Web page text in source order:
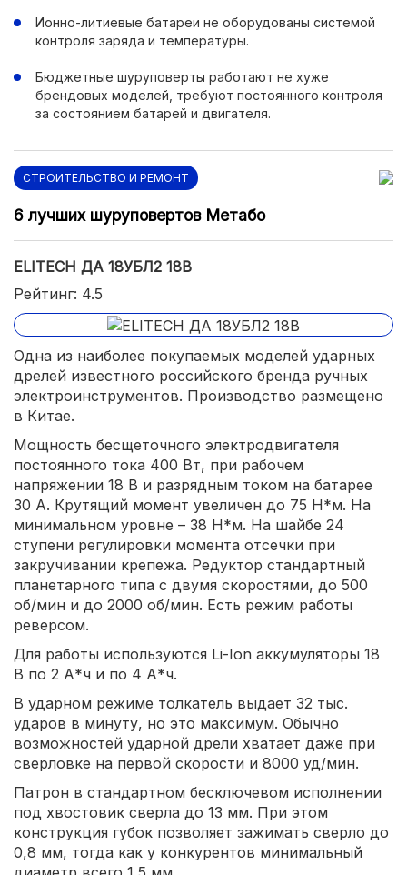
Ионно-литиевые батареи не оборудованы системой
контроля заряда и температуры.
Бюджетные шуруповерты работают не хуже
брендовых моделей, требуют постоянного контроля
за состоянием батарей и двигателя.
СТРОИТЕЛЬСТВО И РЕМОНТ
6 лучших шуруповертов Метабо
ELITECH ДА 18УБЛ2 18В
Рейтинг: 4.5
Одна из наиболее покупаемых моделей ударных
дрелей известного российского бренда ручных
электроинструментов. Производство размещено
в Китае.
Мощность бесщеточного электродвигателя
постоянного тока 400 Вт, при рабочем
напряжении 18 В и разрядным током на батарее
30 А. Крутящий момент увеличен до 75 Н*м. На
минимальном уровне – 38 Н*м. На шайбе 24
ступени регулировки момента отсечки при
закручивании крепежа. Редуктор стандартный
планетарного типа с двумя скоростями, до 500
об/мин и до 2000 об/мин. Есть режим работы
реверсом.
Для работы используются Li-Ion аккумуляторы 18
В по 2 А*ч и по 4 А*ч.
В ударном режиме толкатель выдает 32 тыс.
ударов в минуту, но это максимум. Обычно
возможностей ударной дрели хватает даже при
сверловке на первой скорости и 8000 уд/мин.
Патрон в стандартном бесключевом исполнении
под хвостовик сверла до 13 мм. При этом
конструкция губок позволяет зажимать сверло до
0,8 мм, тогда как у конкурентов минимальный